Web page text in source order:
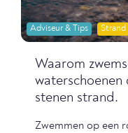
Adviseur & Tips Strand
Waarom
waterschoenen
stenen strand.
Zwemmen op een